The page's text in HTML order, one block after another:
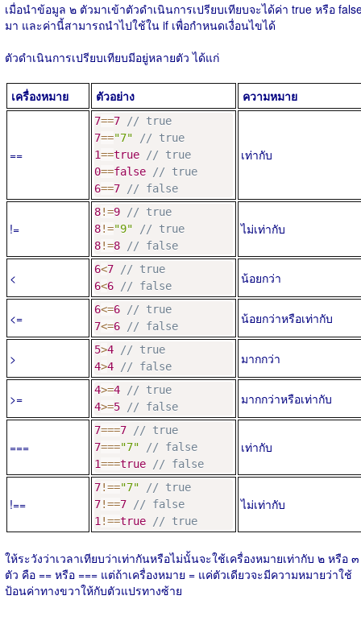
เมื่อนำข้อมูล ๒ ตัวมาเข้าตัวดำเนินการเปรียบเทียบจะได้ค่า true หรือ
มา และค่านี้สามารถนำไปใช้ใน if เพื่อกำหนดเงื่อนไขได้
ตัวดำเนินการเปรียบเทียบมีอยู่หลายตัว ได้แก่
เครื่องหมาย ตัวอย่าง ความหมาย
==
7==7
// true
7=="7"
// true
1==true
// true
0==false
// true
6==7 // false
เท่ากับ
!=
8!=9
// true
8!="9"
// true
8!=8 // false
ไม่เท่ากับ
<
6<7
// true
6<6 // false น้อยกว่า
<=
6<=6
// true
7<=6 // false น้อยกว่าหรือเท่ากับ
>
5>4
// true
4>4 // false มากกว่า
>=
4>=4
// true
4>=5 // false มากกว่าหรือเท่ากับ
===
7===7
// true
7==="7"
// false
1===true // false
เท่ากับ
!==
7!=="7"
// true
7!==7
// false
1 !==true // true
ไม่เท่ากับ
ให้ระวังว่าเวลาเทียบว่าเท่ากันหรือไม่นั้นจะใช้เครื่องหมายเท่ากับ ๒ หรือ ๓
ตัว คือ == หรือ === แต่ถ้าเครื่องหมาย = แค่ตัวเดียวจะมีความหมายว่าใช้
ป้อนค่าทางขวาให้กับตัวแปรทางซ้าย